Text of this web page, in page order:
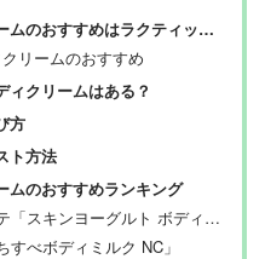
ィックボーテとなめらか本舗【LDKが検証】
リームのおすすめ
ィクリームはある？
方
ト方法
ムのおすすめランキング
ヨーグルト ボディミルク(無香料)」
すべボディミルク NC」